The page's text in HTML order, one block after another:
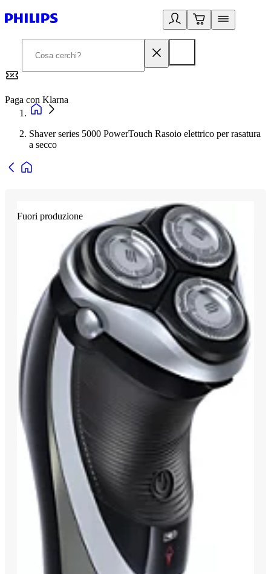
Paga con Klarna
Shaver series 5000 PowerTouch Rasoio elettrico per rasatura
a secco
Fuori produzione